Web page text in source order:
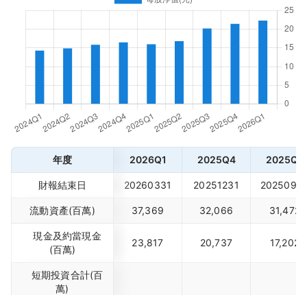
年度 2026Q1 2025Q4 2025Q3
財報結束日 20260331 20251231
流動資產(百萬) 37,369 32,066 31,472
現金及約當現金
(百萬)
23,817 20,737 17,202
短期投資合計(百
萬)